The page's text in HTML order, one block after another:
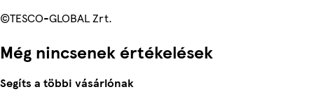
©TESCO-GLOBAL Zrt.
Még nincsenek értékelések
Segíts a többi vásárlónak